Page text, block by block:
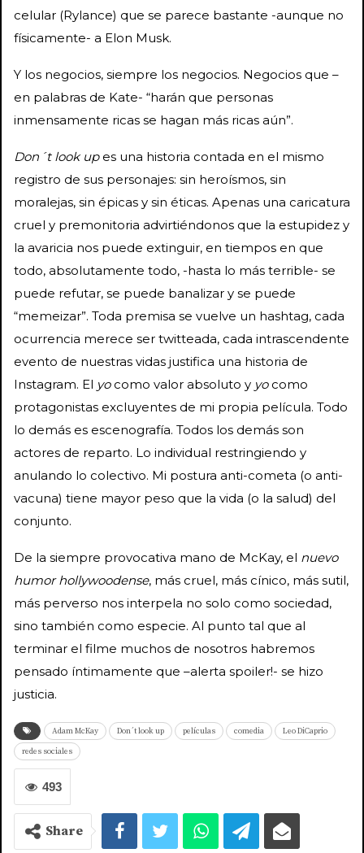
celular (Rylance) que se parece bastante -aunque no
físicamente- a Elon Musk.
Y los negocios, siempre los negocios. Negocios que –
en palabras de Kate- “harán que personas
inmensamente ricas se hagan más ricas aún”.
Don´t look upes una historia contada en el mismo
registro de sus personajes: sin heroísmos, sin
moralejas, sin épicas y sin éticas. Apenas una caricatura
cruel y premonitoria advirtiéndonos que la estupidez y
la avaricia nos puede extinguir, en tiempos en que
todo, absolutamente todo, -hasta lo más terrible- se
puede refutar, se puede banalizar y se puede
“memeizar”. Toda premisa se vuelve un hashtag, cada
ocurrencia merece ser twitteada, cada intrascendente
evento de nuestras vidas justifica una historia de
Instagram. El yocomo valor absoluto y yocomo
protagonistas excluyentes de mi propia película. Todo
lo demás es escenografía. Todos los demás son
actores de reparto. Lo individual restringiendo y
anulando lo colectivo. Mi postura anti-cometa (o anti-
vacuna) tiene mayor peso que la vida (o la salud) del
conjunto.
De la siempre provocativa mano de McKay, el nuevo
humor hollywoodense, más cruel, más cínico, más sutil,
más perverso nos interpela no solo como sociedad,
sino también como especie. Al punto tal que al
terminar el filme muchos de nosotros habremos
pensado íntimamente que –alerta spoiler!- se hizo
justicia.
Adam McKay Don´t look up películas comedia Leo DiCaprio
redes sociales
493
Share